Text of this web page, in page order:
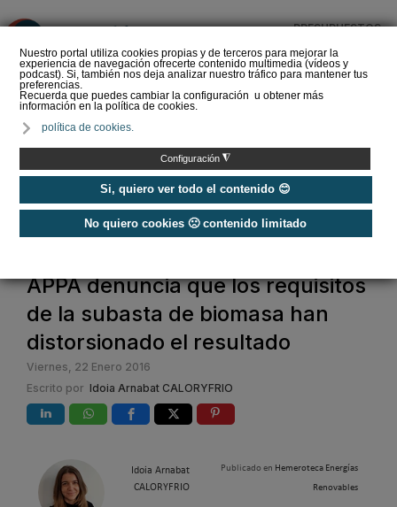
Nuestro portal utiliza cookies propias y de terceros para mejorar la
experiencia de navegación ofrecerte contenido multimedia (vídeos y
podcast). Si, también nos deja analizar nuestro tráfico para mantener tus
preferencias.
Recuerda que puedes cambiar la configuración u obtener más
información en la política de cookies.
política de cookies.
Configuración ◮
Si, quiero ver todo el contenido 😊
No quiero cookies 🙁 contenido limitado
PRESUPUESTOS
fábricas de XPS y lana
mineral
APPA denuncia que los requisitos
de la subasta de biomasa han
distorsionado el resultado
Viernes, 22 Enero 2016
Escrito por Idoia Arnabat CALORYFRIO
Idoia Arnabat
CALORYFRIO
Publicado en Hemeroteca Energías
Renovables